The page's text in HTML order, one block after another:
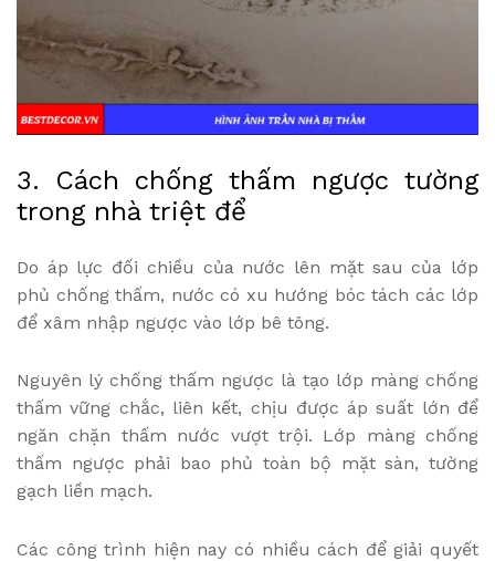
3. Cách chống thấm ngược tường
trong nhà triệt để
Do áp lực đối chiều của nước lên mặt sau của lớp
phủ chống thấm, nước có xu hướng bóc tách các lớp
để xâm nhập ngược vào lớp bê tông.
Nguyên lý chống thấm ngược là tạo lớp màng chống
thấm vững chắc, liên kết, chịu được áp suất lớn để
ngăn chặn thấm nước vượt trội. Lớp màng chống
thấm ngược phải bao phủ toàn bộ mặt sàn, tường
gạch liền mạch.
Các công trình hiện nay có nhiều cách để giải quyết